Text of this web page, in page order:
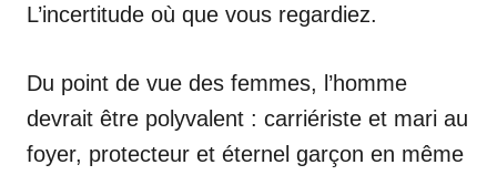
L’incertitude où que vous regardiez.
Du point de vue des femmes, l’homme
devrait être polyvalent : carriériste et mari au
foyer, protecteur et éternel garçon en même